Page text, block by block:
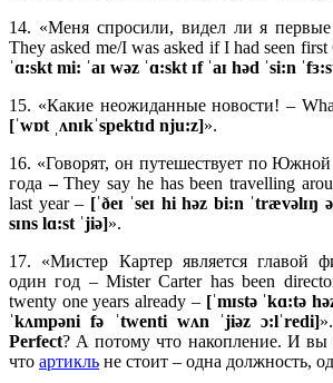
14. «Меня спросили, видел ли я
They asked me/I was asked if I had seen first
ˈɑ:skt mi: ˈaɪ wəz ˈɑ:skt ɪf ˈaɪ həd ˈsi:n ˈfɜ:
15. «Какие неожиданные новости! –
[ˈwɒt ˌʌnɪkˈspektɪd nju:z]».
16. «Говорят, он путешествует по
года–They say he has been travelling
last year – [ˈðeɪ ˈseɪ hihəz bi:n ˈtrævəlɪŋ
sɪns lɑ:st ˈjiə]».
17. «Мистер Картер является главой
один год – Mister Carter has been
twenty one years already –[ˈmɪstə ˈkɑ:təhə
ˈkʌmpənifə ˈtwenti wʌn ˈjiəz ɔ:lˈredi]
Perfect? А потому что накопление. И вы
что артикль не стоит – одна должность,